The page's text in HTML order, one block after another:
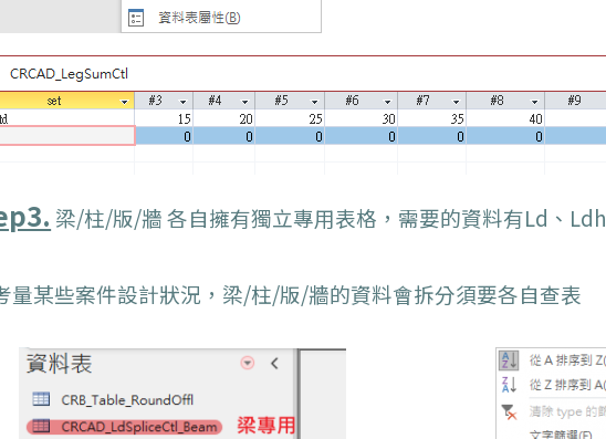
梁/柱/版/牆 各自擁有獨立專用表格， 需要的資料有Ld、Ldh
某些案件設計狀況，梁/柱/版/牆的資料會拆分須要各自查表